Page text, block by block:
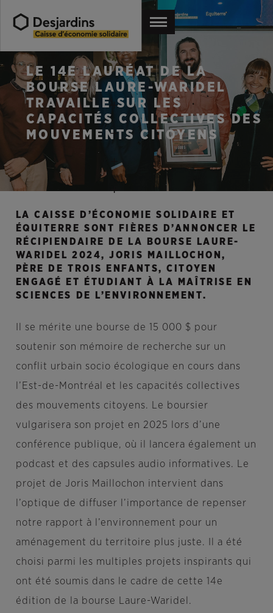
LE 14E LAURÉAT DE LA
BOURSE LAURE-WARIDEL
TRAVAILLE SUR LES
CAPACITÉS COLLECTIVES DES
MOUVEMENTS CITOYENS
LA CAISSE D’ÉCONOMIE SOLIDAIRE ET
ÉQUITERRE SONT FIÈRES D’ANNONCER LE
RÉCIPIENDAIRE DE LA
BOURSE LAURE-
WARIDEL 2024, JORIS MAILLOCHON,
PÈRE DE TROIS ENFANTS, CITOYEN
ENGAGÉ ET ÉTUDIANT À LA MAÎTRISE EN
SCIENCES DE L’ENVIRONNEMENT.
Il se mérite une bourse de 15 000 $ pour
soutenir son mémoire de recherche sur un
conflit urbain socio écologique en cours dans
l’Est-de-Montréal et les capacités collectives
des mouvements citoyens. Le boursier
vulgarisera son projet en 2025 lors d’une
conférence publique, où il lancera également un
podcast et des capsules audio informatives. Le
projet de Joris Maillochon intervient dans
l’optique de diffuser l’importance de repenser
notre rapport à l’environnement pour un
aménagement du territoire plus juste. Il a été
choisi parmi les multiples projets inspirants qui
ont été soumis dans le cadre de cette 14e
édition de la bourse Laure-Waridel.